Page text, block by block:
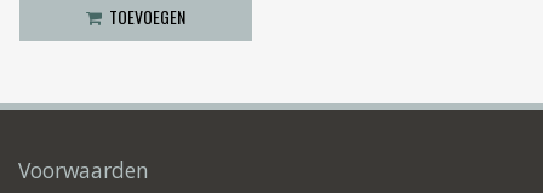
TOEVOEGEN
Voorwaarden